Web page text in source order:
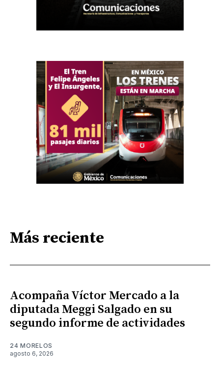
Más reciente
Acompaña Víctor Mercado a la
diputada Meggi Salgado en su
segundo informe de actividades
24 MORELOS
agosto 6, 2026